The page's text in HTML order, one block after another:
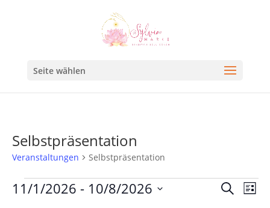
Seite wählen
Selbstpräsentation
Veranstaltungen Selbstpräsentation
SucheListe
11/1/2026 - 10/8/2026